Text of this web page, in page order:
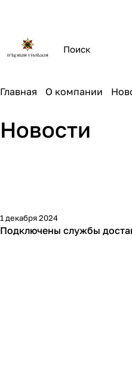
Главная О компании
Новости
1 декабря 2024
Подключены службы